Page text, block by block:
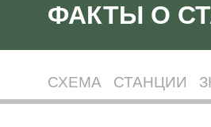
ФАКТЫ О
СХЕМА СТАНЦИИ